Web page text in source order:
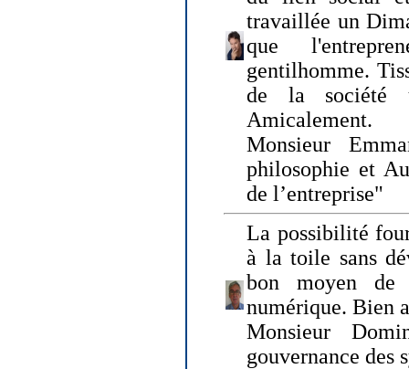
travaillée un
que
gentilhomme.
de la société
Amicalement.
Monsieur
philosophie et
de l’entreprise"
La possibilité
à la toile sans
bon moyen de
numérique. Bien
Monsieur
gouvernance des